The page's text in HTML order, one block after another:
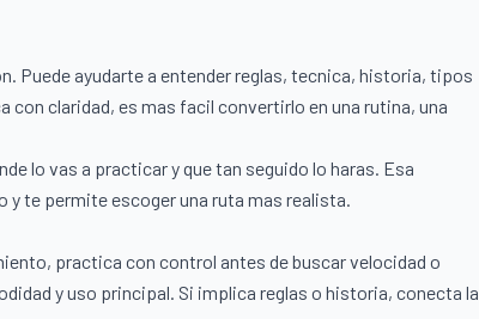
Puede ayudarte a entender reglas, tecnica, historia, tipos
claridad, es mas facil convertirlo en una rutina, una
lo vas a practicar y que tan seguido lo haras. Esa
te permite escoger una ruta mas realista.
practica con control antes de buscar velocidad o
y uso principal. Si implica reglas o historia, conecta la